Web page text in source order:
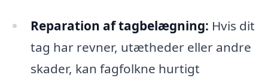
Reparation af tagbelægning: Hvis dit
tag har revner, utætheder eller andre
skader, kan fagfolkne hurtigt